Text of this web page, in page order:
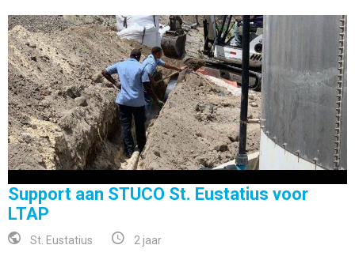
Support aan STUCO St. Eustatius voor
LTAP
St. Eustatius 2 jaar